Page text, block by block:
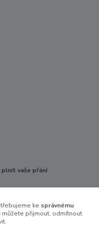
vaše přání
ke správnému
můžete přijmout, odmítnout